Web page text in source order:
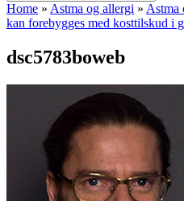
Home » Astma og allergi » Astma
kan forebygges med kosttilskud i
dsc5783boweb